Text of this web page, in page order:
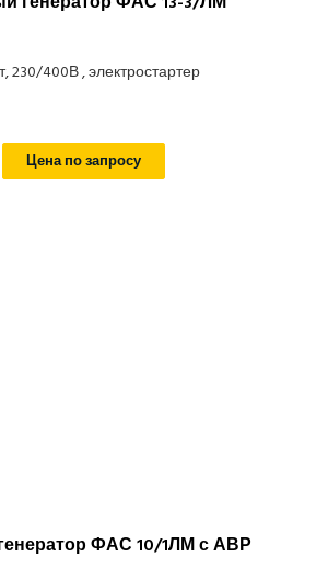
230/400В , электростартер
Цена по запросу
ФАС 10/1ЛМ с АВР